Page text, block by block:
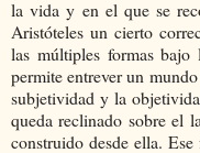
la vida y en el que se
Aristóteles un cierto
las múltiples formas bajo
permite entrever un
subjetividad y la
queda reclinado sobre el
construido desde ella.